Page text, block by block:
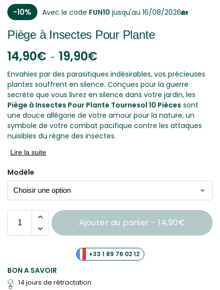
-10% Avec le code FUN10 jusqu'au 16/08/2026🏡
Piège à Insectes Pour Plante
14,90€ – 19,90€
Envahies par des parasitiques indésirables, vos précieuses
plantes souffrent en silence. Conçues pour la guerre
secrète que vous livrez en silence dans votre jardin, les
Piège à Insectes Pour Plante Tournesol 10 Pièces sont
une douce allégorie de votre amour pour la nature, un
symbole de votre combat pacifique contre les attaques
nuisibles du règne des insectes.
Lire la suite
Modèle
Ajouter au panier - 14,90€
+33 1 89 76 02 12
BON A SAVOIR
14 jours de rétractation